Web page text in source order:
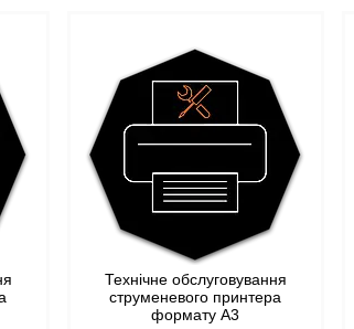
Технічне обслуговування
струменевого принтера
формату А3